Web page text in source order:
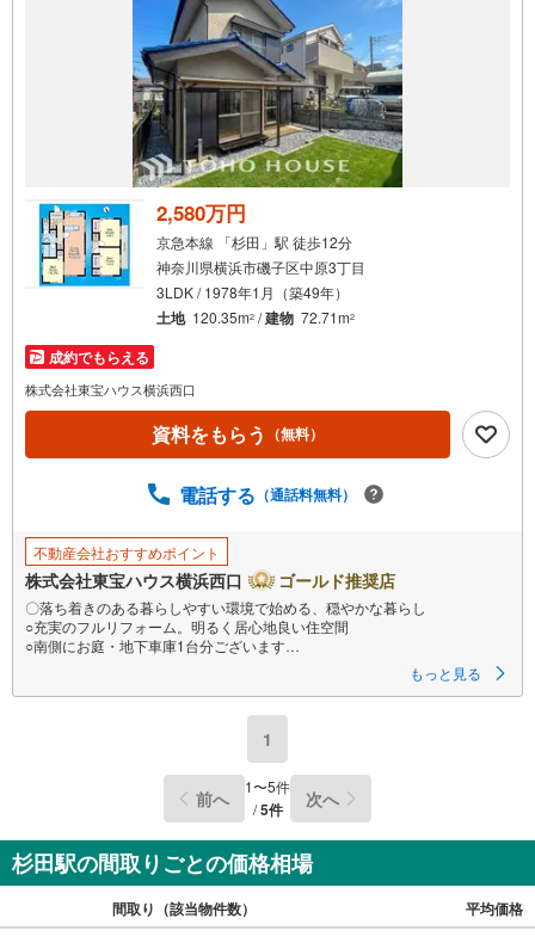
2,580万円
京急本線 「杉田」駅 徒歩12分
神奈川県横浜市磯子区中原3丁目
3LDK / 1978年1月（築49年）
土地 120.35m2 /建物 72.71m2
成約でもらえる
株式会社東宝ハウス横浜西口
資料をもらう （無料）
電話する （通話料無料）
不動産会社おすすめポイント
株式会社東宝ハウス横浜西口 ゴールド推奨店
〇落ち着きのある暮らしやすい環境で始める、穏やかな暮らし
○充実のフルリフォーム。明るく居心地良い住空間
○南側にお庭・地下車庫1台分ございます
「Yahoo！ 不動産 物件ご成約キャンペーン」の対象になります。
「資料をもらう」「見学予約をする」ボタンからお問い合わせください。
※必ずYahoo！ JAPAN IDでログインしてください。
※PayPayボーナスライトは出金と譲渡はできません。有効期限は付与日か
ーーーーーーーーーーーーーーーーーーーーーーーーーー
紹介金融機関/都市銀行
利率/年利 0.95％（変動金利）
※上記金利は 2026年8月時点 のものであり、実際の適用金利は融資実行時
のものとなります。金利情勢により表記の返済額と異なる場合がありま
ーーーーーーーーーーーーーーーーーーーーーーーーー
もっと見る
1
前へ 1〜5件
/5件 次へ
杉田駅の間取りごとの価格相場
間取り（該当物件数） 平均価格